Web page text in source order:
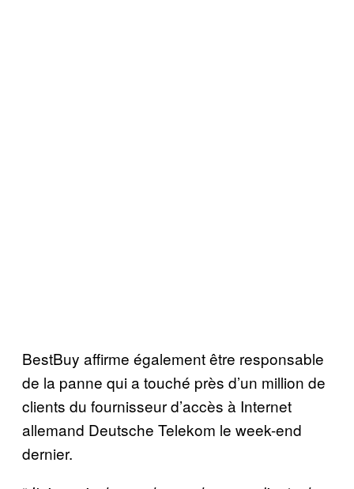
BestBuy affirme également être responsable
de la panne qui a touché près d’un million de
clients du fournisseur d’accès à Internet
allemand Deutsche Telekom le week-end
dernier.